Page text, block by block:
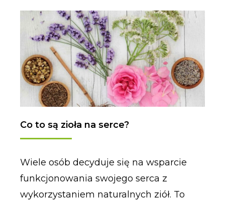
Co to są zioła na serce?
Wiele osób decyduje się na wsparcie
funkcjonowania swojego serca z
wykorzystaniem naturalnych ziół. To